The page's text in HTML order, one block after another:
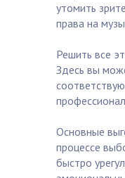
утомить
права на
Решить все
Здесь вы
Основные
процессе
быстро